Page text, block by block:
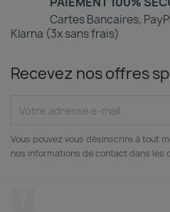
Cartes Bancaires,
Klarna (3x sans frais)
Recevez nos offres
Vous pouvez vous désinscrire à tout
nos informations de contact dans les